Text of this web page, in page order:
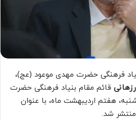
فرهنگی حضرت مهدی موعود (عج)،
قائم مقام بنیاد فرهنگی حضرت
هفتم اردیبهشت ماه، با عنوان
منتشر شد.